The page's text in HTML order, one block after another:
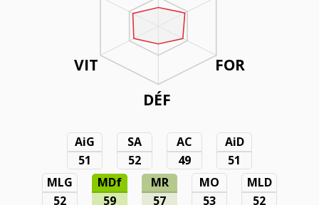
FOR
DÉF
VIT
AiG
51
SA
52
AC
49
AiD
51
MLG
52
MDf
59
MR
57
MO
53
MLD
52